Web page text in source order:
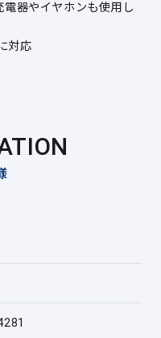
電器やイヤホンも使用し
対応